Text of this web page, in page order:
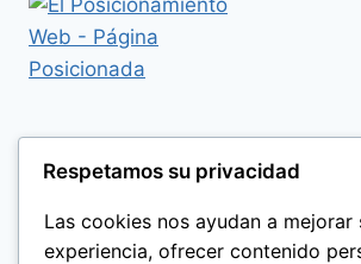
Respetamos su privacidad
Las cookies nos ayudan a mejorar
experiencia, ofrecer contenido